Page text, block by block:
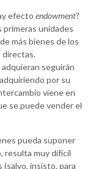
efecto endowment?
primeras unidades
más bienes de los
directas.
seguirán
por su
viene en
se puede vender el
pueda suponer
resulta muy difícil
insisto, para